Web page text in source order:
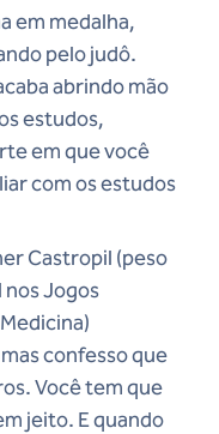
em medalha,
pelo judô.
abrindo mão
estudos,
em que você
com os estudos
Castropil (peso
Jogos
confesso que
Você tem que
jeito. E quando